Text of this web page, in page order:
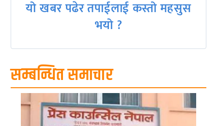
यो खबर पढेर तपाईलाई कस्तो महसुस
भयो ?
सम्बन्धित समाचार